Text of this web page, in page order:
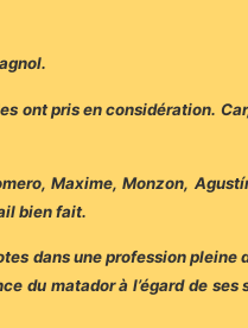
ont pris en considération.
Maxime, Monzon,
bien fait.
dans une profession
du matador à l’égard de